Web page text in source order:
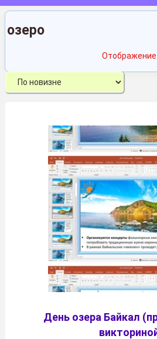
озеро
Отображение
День озера Байкал